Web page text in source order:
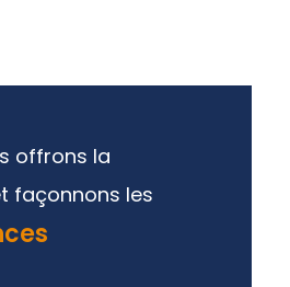
offrons la
façonnons les